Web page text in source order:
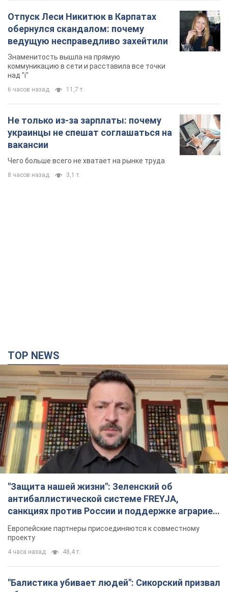
Отпуск Леси Никитюк в Карпатах
обернулся скандалом: почему
ведущую несправедливо захейтили
Знаменитость вышла на прямую
коммуникацию в сети и расставила все точки
над "i"
6 часов назад 11,7 т.
Не только из-за зарплаты: почему
украинцы не спешат соглашаться на
вакансии
Чего больше всего не хватает на рынке труда
8 часов назад 3,1 т.
TOP NEWS
"Защита нашей жизни": Зеленский об
антибаллистической системе FREYJA,
санкциях против России и поддержке аграриев.
Видео
Европейские партнеры присоединяются к совместному
проекту
4 часа назад 48,4 т.
"Балистика убивает людей": Сикорский призвал